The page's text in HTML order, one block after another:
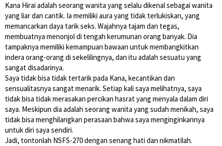
Kana Hirai adalah seorang wanita yang selalu dikenal sebagai wanita
yang liar dan cantik. Ia memiliki aura yang tidak terlukiskan, yang
memancarkan daya tarik seks. Wajahnya tajam dan tegas,
membuatnya menonjol di tengah kerumunan orang banyak. Dia
tampaknya memiliki kemampuan bawaan untuk membangkitkan
indera orang-orang di sekelilingnya, dan itu adalah sesuatu yang
sangat disadarinya.
Saya tidak bisa tidak tertarik pada Kana, kecantikan dan
sensualitasnya sangat menarik. Setiap kali saya melihatnya, saya
tidak bisa tidak merasakan percikan hasrat yang menyala dalam diri
saya. Meskipun dia adalah seorang wanita yang sudah menikah, saya
tidak bisa menghilangkan perasaan bahwa saya menginginkannya
untuk diri saya sendiri.
Jadi, tontonlah NSFS-270 dengan senang hati dan nikmatilah.